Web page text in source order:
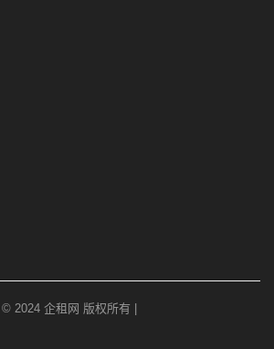
© 2024 企租网 版权所有 |